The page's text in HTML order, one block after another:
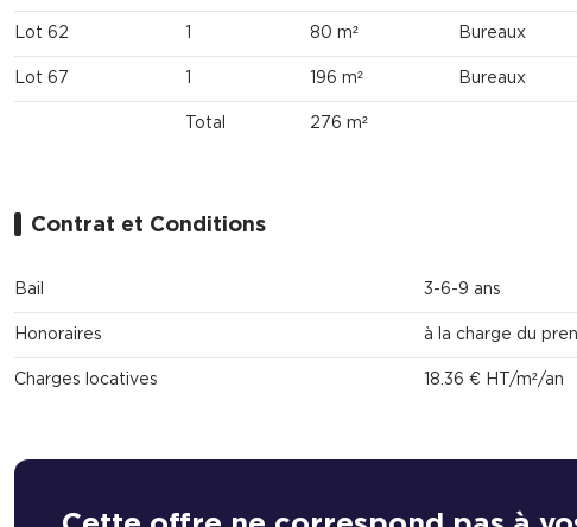
Lot 62 80 m² Bureaux
Lot 67 196 m² Bureaux
Total 276 m²
Contrat et Conditions
Bail 3-6-9 ans
Honoraires à la charge du
Charges locatives 18.36 € HT/m²/an